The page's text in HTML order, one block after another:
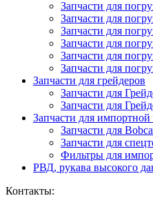
Запчасти для
Запчасти для
Запчасти для
Запчасти для
Запчасти для
Запчасти для
Запчасти для грейдеров
Запчасти для
Запчасти для
Запчасти для импортной
Запчасти для
Запчасти для
Фильтры для
РВД, рукава высокого
Контакты: